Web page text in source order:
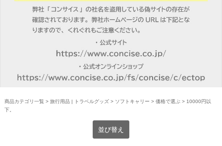
商品カテゴリ一覧 > 旅行用品 | トラベルグッズ> ソフトキャリー > 価格で選ぶ > 10000円以
下。
並び替え